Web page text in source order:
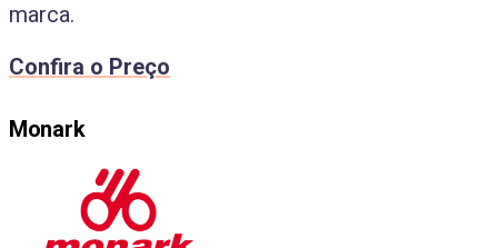
marca.
Confira o Preço
Monark